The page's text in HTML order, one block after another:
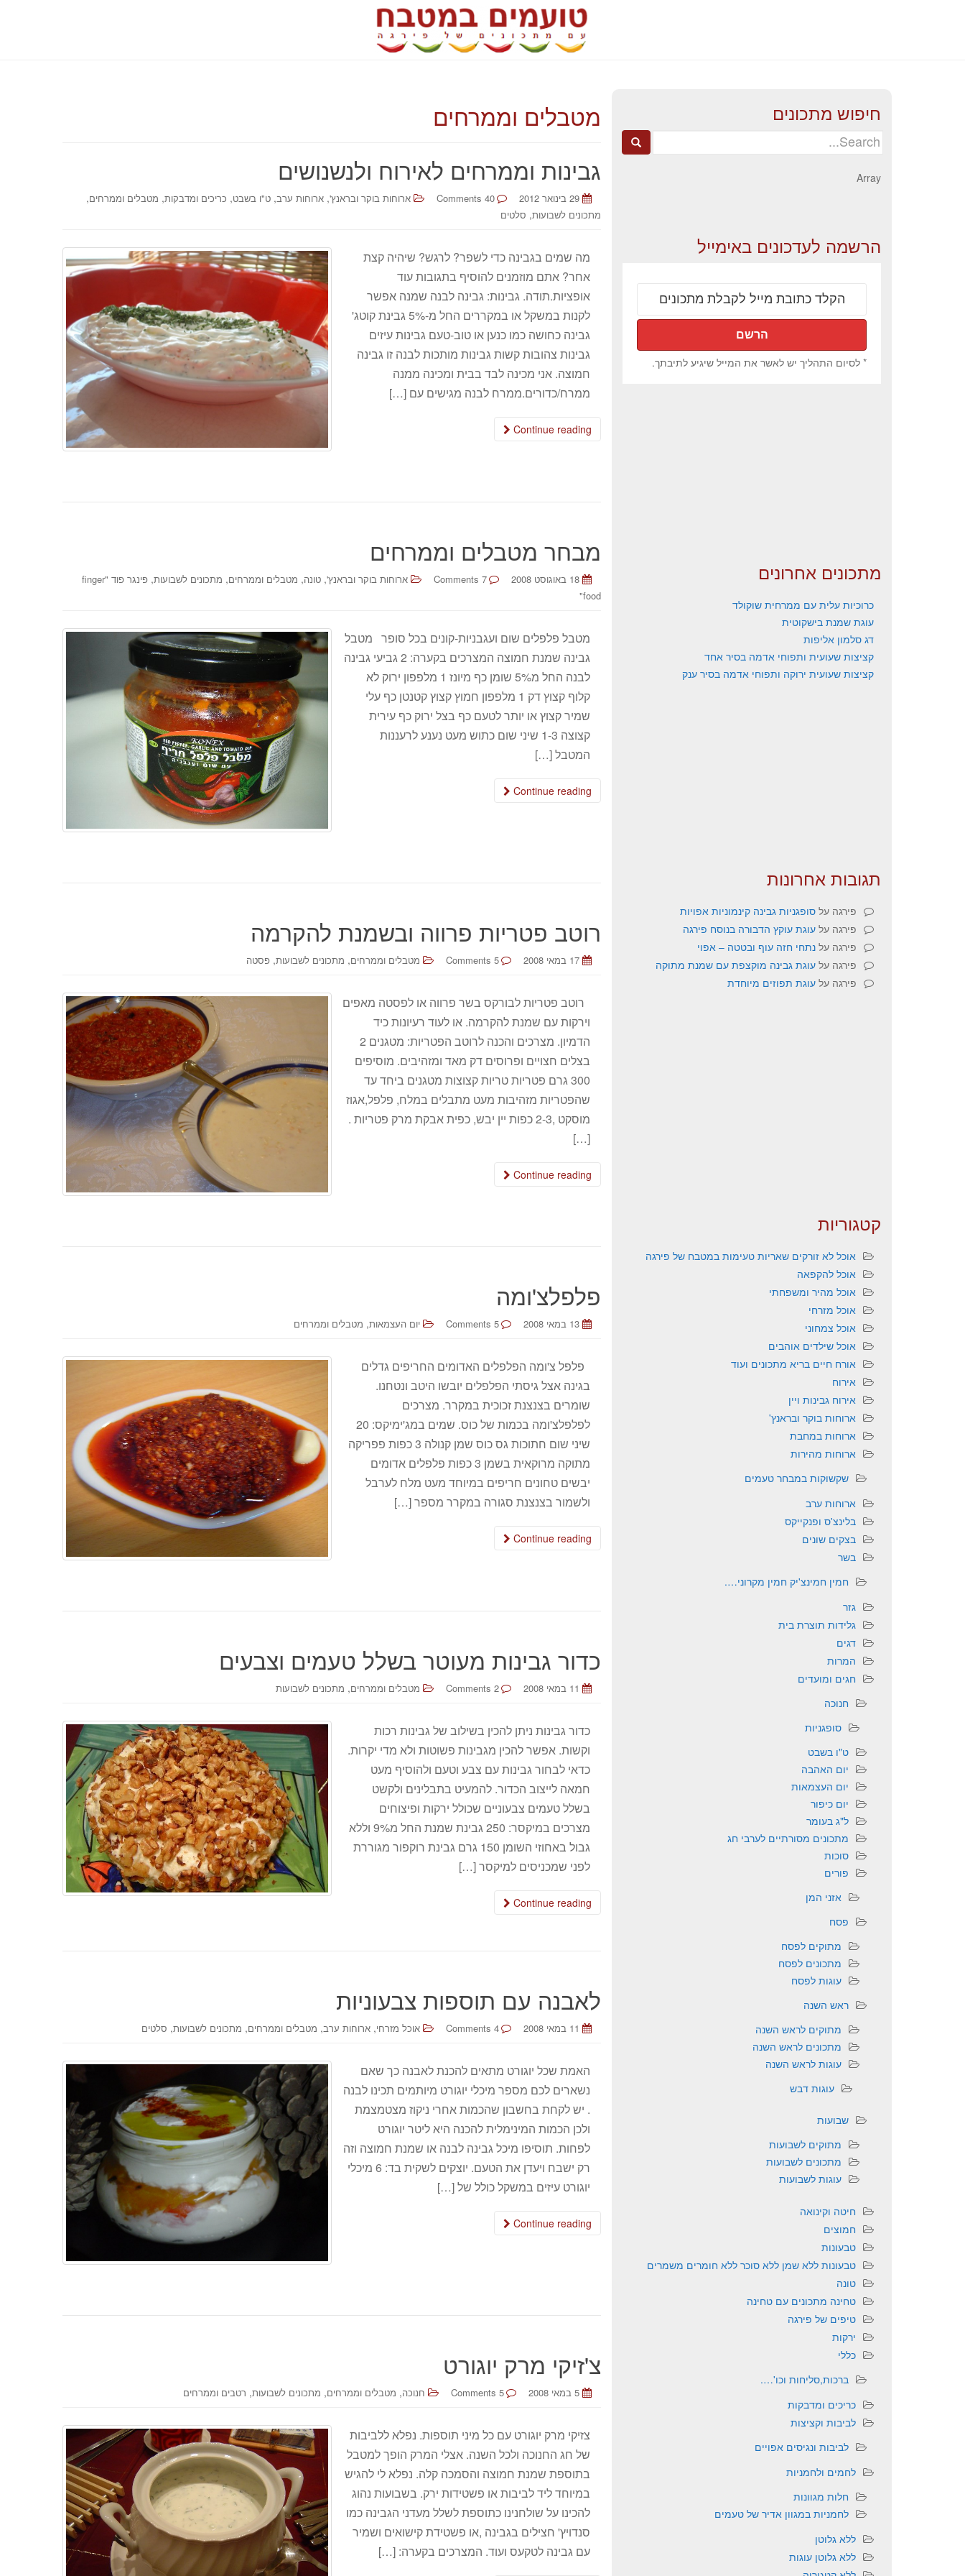
מטבלים וממרחים
גבינות וממרחים לאירוח ולנשנושים
29 בינואר 2012 40 Comments ארוחות בוקר ובראנץ', ארוחות ערב, ט"ו בשבט, כריכים ומדבקות, מטבלים וממרחים,
מתכונים לשבועות, סלטים
מה שמים בגבינה כדי לשפר? לרגש? שיהיה קצת
אחר? אתם מוזמנים להוסיף בתגובות עוד
אופציות.תודה. גבינות: גבינה לבנה שמנה אפשר
לקנות במשקל או במקררים החל מ-5% גבינת קוטג'
גבינה כחושה כמו כנען או טוב-טעם גבינות עיזים
גבינות צהובות קשות גבינות מותכות לבנה זו גבינה
חמוצה. אני מכינה לבד בבית ומכינה ממנה
ממרח/כדורים.ממרח לבנה מגישים עם […]
Continue reading
מבחר מטבלים וממרחים
18 באוגוסט 2008 7 Comments ארוחות בוקר ובראנץ', טונה, מטבלים וממרחים, מתכונים לשבועות,
פינגר פוד "finger
food"
מטבל פלפלים שום ועגבניות-קונים בכל סופר מטבל
גבינה שמנת חמוצה המצרכים בקערה: 2 גביעי גבינה
לבנה החל מ5% שומן כף מיונז 1 מלפפון ירוק לא
קלוף קצוץ דק 1 מלפפון חמוץ קצוץ קטנטן כף עלי
שמיר קצוץ או יותר לטעם כף בצל ירוק כף עירית
קצוצה 1-3 שיני שום כתוש מעט נענע לרעננות
המטבל […]
Continue reading
רוטב פטריות פרווה ובשמנת להקרמה
17 במאי 2008 5 Comments מטבלים וממרחים, מתכונים לשבועות, פסטה
רוטב פטריות לבורקס בשר פרווה או לפסטה מאפים
וירקות עם שמנת להקרמה. או לעוד רעיונות כיד
הדמיון. מצרכים והכנה לרוטב הפטריות: מטגנים 2
בצלים חצויים ופרוסים דק מאד ומזהיבים. מוסיפים
300 גרם פטריות טריות קצוצות מטגנים ביחד עד
שהפטריות מזהיבות מעט מתבלים במלח, פלפל,אגוז
מוסקט ,2-3 כפות יין יבש, כפית אבקת מרק פטריות .
[…]
Continue reading
פלפלצ'ומה
13 במאי 2008 5 Comments יום העצמאות, מטבלים וממרחים
פלפל צ'ומה הפלפלים האדומים החריפים גדלים
בגינה אצל גיסתי הפלפלים יובשו היטב ונטחנו.
שומרים בצנצנת זכוכית במקרר. מצרכים
לפלפלצ'ומה בכמות של כוס. שמים במג'ימיקס: 20
שיני שום חתוכות גס כוס שמן קנולה 3 כפות פפריקה
מתוקה מרוקאית בשמן 3 כפות פלפלים אדומים
יבשים טחונים חריפים במיוחד מעט מלח לערבל
ולשמור בצנצנת סגורה במקרר מספר […]
Continue reading
כדור גבינות מעוטר בשלל טעמים וצבעים
11 במאי 2008 2 Comments מטבלים וממרחים, מתכונים לשבועות
כדור גבינות ניתן להכין בשילוב של גבינות רכות
וקשות. אפשר להכין מגבינות פשוטות ולא מדי יקרות.
כדאי לבחור גבינות עם צבע וטעם ולהוסיף מעט
חמאה לייצוב הכדור. להמעיט בתבלינים ולקשט
בשלל טעמים צבעוניים שכולל ירקות ופיצוחים
מצרכים במיקסר: 250 גבינת שמנת החל מ9% וללא
גבול באחוזי השומן 150 גרם גבינת רוקפור מגוררת
לפני שמכניסים למיקסר […]
Continue reading
לאבנה עם תוספות צבעוניות
11 במאי 2008 4 Comments אוכל מזרחי, ארוחות ערב, מטבלים וממרחים, מתכונים לשבועות, סלטים
האמת שכל יוגורט מתאים להכנת לאבנה כך שאם
נשארים לכם מספר מיכלי יוגורט מיותמים תכינו לבנה
. יש לקחת בחשבון שהכמות אחרי ניקוז מצטמצמת
ולכן הכמות המינימלית להכנה היא ליטר יוגורט
לפחות. תוסיפו מיכל גבינה לבנה או שמנת חמוצה וזה
רק ישבח ויעדן את הטעם. יוצקים לשקית בד: 6 מיכלי
יוגורט עיזים במשקל כולל של […]
Continue reading
צ'זיקי מרק יוגורט
5 במאי 2008 5 Comments חנוכה, מטבלים וממרחים, מתכונים לשבועות, רטבים וממרחים
צזיקי מרק יוגורט עם כל מיני תוספות. נפלא ללביבות
של חג החנוכה ולכל השנה. אצלי המרק הופך למטבל
בתוספת שמנת חמוצה והסמכה קלה. נפלא לי להגיש
במיוחד ליד לביבות או פשטידות ירק. בשבועות נהוג
להכינו על שולחנינו כתוספת לשלל מעדני הגבינה כמו
סנדויץ' חצילים בגבינה ,או פשטידת קישואים ושמיר
עם גבינה לטקעס ועוד. המצרכים בקערה: […]
חיפוש מתכונים
Search
Array
הרשמה לעדכונים באימייל
* לסיום התהליך יש לאשר את המייל שיגיע לתיבתך.
מתכונים אחרונים
כרוכיות עלית עם ממרחית שוקולד
עוגת שמנת בישקוטית
דג סלמון אליפות
קציצות שעועית ותפוחי אדמה בסיר אחד
קציצות שעועית ירוקה ותפוחי אדמה בסיר ענק
תגובות אחרונות
פירגה על סופגניות גבינה קינמוניות אפויות
פירגה על עוגת עוקץ הדבורה בנוסח פירגה
פירגה על נתחי חזה עוף ובטטה – אפוי
פירגה על עוגת גבינה מוקצפת עם שמנת מתוקה
פירגה על עוגת תפוזים מיוחדת
קטגוריות
אוכל לא זורקים שאריות טעימות במטבח של פירגה
אוכל להקפאה
אוכל מהיר ומשפחתי
אוכל מזרחי
אוכל צמחוני
אוכל שילדים אוהבים
אורח חיים בריא מתכונים ועוד
אירוח
אירוח גבינות ויין
ארוחות בוקר ובראנץ'
ארוחות במחבת
ארוחות מהירות
שקשוקות במבחר טעמים
ארוחות ערב
בלינצ'ס ופנקייקס
בצקים שונים
בשר
חמין חמינצ'יק חמין מקרוני….
גזר
גלידות תוצרת בית
דגים
המרות
חגים ומועדים
חנוכה
סופגניות
ט"ו בשבט
יום האהבה
יום העצמאות
יום כיפור
ל"ג בעומר
מתכונים מסורתיים לערבי חג
סוכות
פורים
אזני המן
פסח
מתוקים לפסח
מתכונים לפסח
עוגות לפסח
ראש השנה
מתוקים לראש השנה
מתכונים לראש השנה
עוגות לראש השנה
עוגות דבש
שבועות
מתוקים לשבועות
מתכונים לשבועות
עוגות לשבועות
חיטה וקינואה
חמוצים
טבעונות
טבעונות ללא שמן ללא סוכר ללא חומרים משמרים
טונה
טחינה מתכונים עם טחינה
טיפים של פירגה
ירקות
כללי
ברכות,סליחות וכו'….
כריכים ומדבקות
לביבות וקציצות
לביבות ונגיסים אפויים
לחמים ולחמניות
חלות מגוונות
לחמניות במגוון אדיר של טעמים
ללא גלוטן
ללא גלוטן עוגות